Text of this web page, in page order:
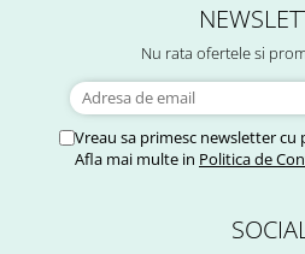
Nu rata ofertele si
Vreau sa primesc newsletter
Afla mai multe in Politica de